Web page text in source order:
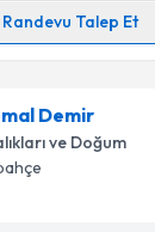
kabul
Randevu Talep Et
Talebi
Alpaydıniçin
bu uzmandan
e-posta
Demir
ve Doğum